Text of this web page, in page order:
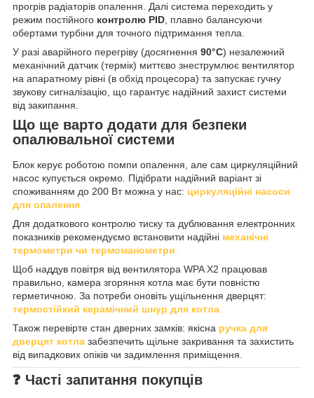
прогрів радіаторів опалення. Далі система переходить у
режим постійного контролю PID, плавно балансуючи
обертами турбіни для точного підтримання тепла.
У разі аварійного перегріву (досягнення 90°C) незалежний
механічний датчик (термік) миттєво знеструмлює вентилятор
на апаратному рівні (в обхід процесора) та запускає гучну
звукову сигналізацію, що гарантує надійний захист системи
від закипання.
Що ще варто додати для безпеки
опалювальної системи
Блок керує роботою помпи опалення, але сам циркуляційний
насос купується окремо. Підібрати надійний варіант зі
споживанням до 200 Вт можна у нас: циркуляційні насоси
для опалення
Для додаткового контролю тиску та дублювання електронних
показників рекомендуємо встановити надійні механічні
термометри чи термоманометри
Щоб наддув повітря від вентилятора WPA X2 працював
правильно, камера згоряння котла має бути повністю
герметичною. За потреби оновіть ущільнення дверцят:
термостійкий керамічний шнур для котла
Також перевірте стан дверних замків: якісна ручка для
дверцят котла забезпечить щільне закривання та захистить
від випадкових опіків чи задимлення приміщення.
❓ Часті запитання покупців